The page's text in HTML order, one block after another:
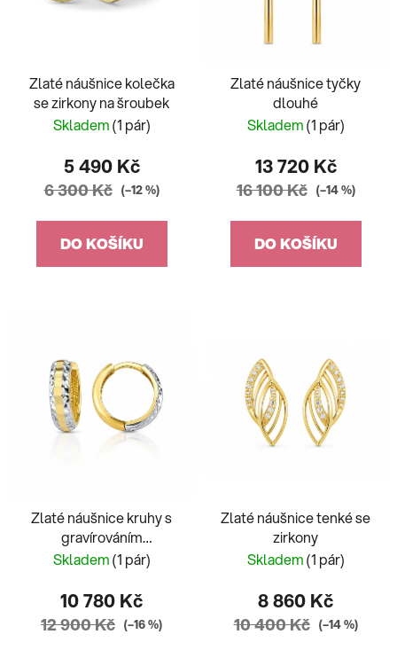
Zlaté náušnice kolečka
se zirkony na šroubek
Skladem(1 pár)
5 490 Kč
6 300 Kč (–12 %)
DO KOŠÍKU
Zlaté náušnice tyčky
dlouhé
Skladem(1 pár)
13 720 Kč
16 100 Kč (–14 %)
DO KOŠÍKU
Zlaté náušnice kruhy s
gravírováním
dvoubarevné
Skladem(1 pár)
10 780 Kč
12 900 Kč (–16 %)
Zlaté náušnice tenké se
zirkony
Skladem(1 pár)
8 860 Kč
10 400 Kč (–14 %)